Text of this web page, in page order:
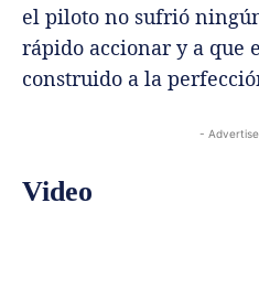
el piloto no sufrió
rápido accionar y a que
construido a la
-
Video